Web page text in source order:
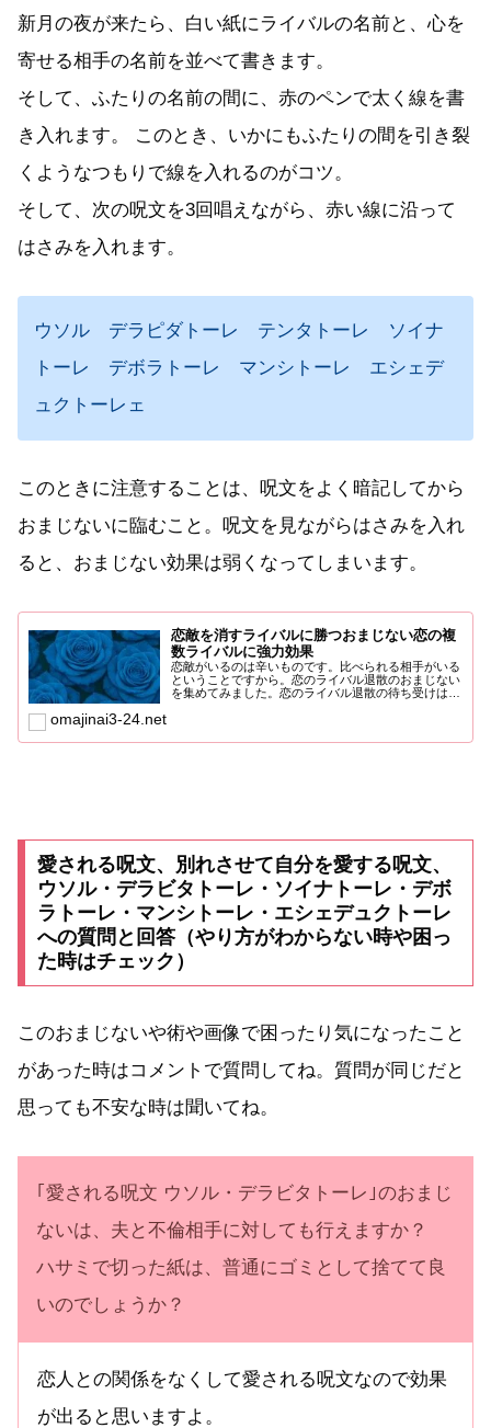
新月の夜が来たら、白い紙にライバルの名前と、心を
寄せる相手の名前を並べて書きます。
そして、ふたりの名前の間に、赤のペンで太く線を書
き入れます。 このとき、いかにもふたりの間を引き裂
くようなつもりで線を入れるのがコツ。
そして、次の呪文を3回唱えながら、赤い線に沿って
はさみを入れます。
ウソル デラピダトーレ テンタトーレ ソイナ
トーレ デボラトーレ マンシトーレ エシェデ
ュクトーレェ
このときに注意することは、呪文をよく暗記してから
おまじないに臨むこと。呪文を見ながらはさみを入れ
ると、おまじない効果は弱くなってしまいます。
恋敵を消すライバルに勝つおまじない恋の複
数ライバルに強力効果
恋敵がいるのは辛いものです。比べられる相手がいる
ということですから。恋のライバル退散のおまじない
を集めてみました。恋のライバル退散の待ち受けはこ
omajinai3-24.net
愛される呪文、別れさせて自分を愛する呪文、
ウソル・デラビタトーレ・ソイナトーレ・デボ
ラトーレ・マンシトーレ・エシェデュクトーレ
への質問と回答（やり方がわからない時や困っ
た時はチェック）
このおまじないや術や画像で困ったり気になったこと
があった時はコメントで質問してね。質問が同じだと
思っても不安な時は聞いてね。
｢愛される呪文 ウソル・デラビタトーレ｣のおまじ
ないは、夫と不倫相手に対しても行えますか？
ハサミで切った紙は、普通にゴミとして捨てて良
いのでしょうか？
恋人との関係をなくして愛される呪文なので効果
が出ると思いますよ。